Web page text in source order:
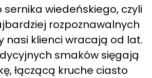
wiedeńskiego, czyli
rozpoznawalnych
nasi klienci wracają od lat.
smaków sięgają
łączącą kruche ciasto